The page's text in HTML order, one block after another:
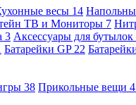
весы 14
ТВ и Мониторы 7
3 Аксессуары для бутылок
Батарейки GP 22
38 Прикольные вещи